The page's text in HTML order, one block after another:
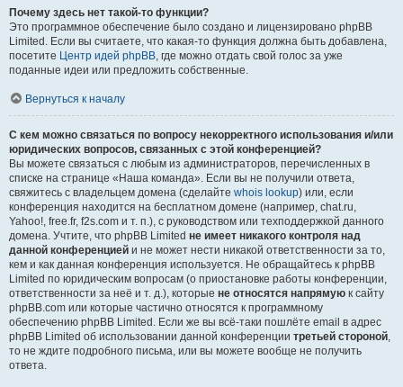
Почему здесь нет такой-то функции?
Это программное обеспечение было создано и лицензировано phpBB
Limited. Если вы считаете, что какая-то функция должна быть добавлена,
посетите Центр идей phpBB, где можно отдать свой голос за уже
поданные идеи или предложить собственные.
Вернуться к началу
С кем можно связаться по вопросу некорректного использования и/или
юридических вопросов, связанных с этой конференцией?
Вы можете связаться с любым из администраторов, перечисленных в
списке на странице «Наша команда». Если вы не получили ответа,
свяжитесь с владельцем домена (сделайте whois lookup) или, если
конференция находится на бесплатном домене (например, chat.ru,
Yahoo!, free.fr, f2s.com и т. п.), с руководством или техподдержкой данного
домена. Учтите, что phpBB Limited не имеет никакого контроля над
данной конференцией и не может нести никакой ответственности за то,
кем и как данная конференция используется. Не обращайтесь к phpBB
Limited по юридическим вопросам (о приостановке работы конференции,
ответственности за неё и т. д.), которые не относятся напрямую к сайту
phpBB.com или которые частично относятся к программному
обеспечению phpBB Limited. Если же вы всё-таки пошлёте email в адрес
phpBB Limited об использовании данной конференции третьей стороной,
то не ждите подробного письма, или вы можете вообще не получить
ответа.